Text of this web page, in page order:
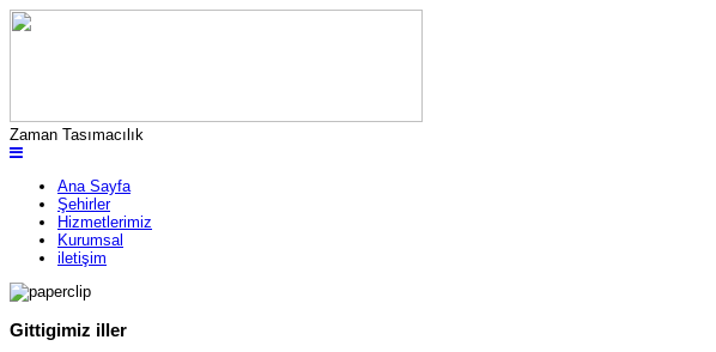
Zaman Tasımacılık
Ana Sayfa
Şehirler
Hizmetlerimiz
Kurumsal
iletişim
Gittigimiz iller